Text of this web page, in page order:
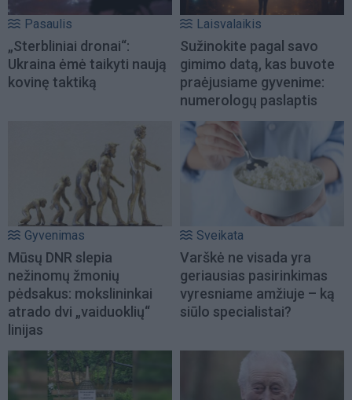
Pasaulis
„Sterbliniai dronai“:
Ukraina ėmė taikyti naują
kovinę taktiką
Laisvalaikis
Sužinokite pagal savo
gimimo datą, kas buvote
praėjusiame gyvenime:
numerologų paslaptis
Gyvenimas
Mūsų DNR slepia
nežinomų žmonių
pėdsakus: mokslininkai
atrado dvi „vaiduoklių“
linijas
Sveikata
Varškė ne visada yra
geriausias pasirinkimas
vyresniame amžiuje – ką
siūlo specialistai?